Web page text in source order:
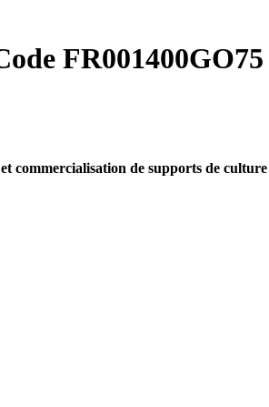
commercialisation de supports de culture